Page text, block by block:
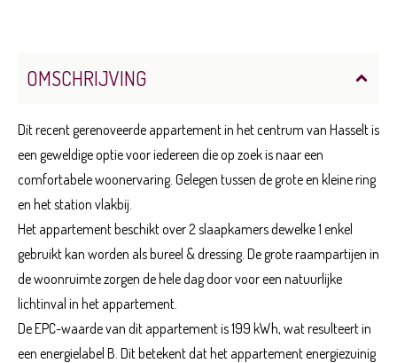
OMSCHRIJVING
Dit recent gerenoveerde appartement in het centrum van Hasselt is
een geweldige optie voor iedereen die op zoek is naar een
comfortabele woonervaring. Gelegen tussen de grote en kleine ring
en het station vlakbij.
Het appartement beschikt over 2 slaapkamers dewelke 1 enkel
gebruikt kan worden als bureel & dressing. De grote raampartijen in
de woonruimte zorgen de hele dag door voor een natuurlijke
lichtinval in het appartement.
De EPC-waarde van dit appartement is 199 kWh, wat resulteert in
een energielabel B. Dit betekent dat het appartement energiezuinig